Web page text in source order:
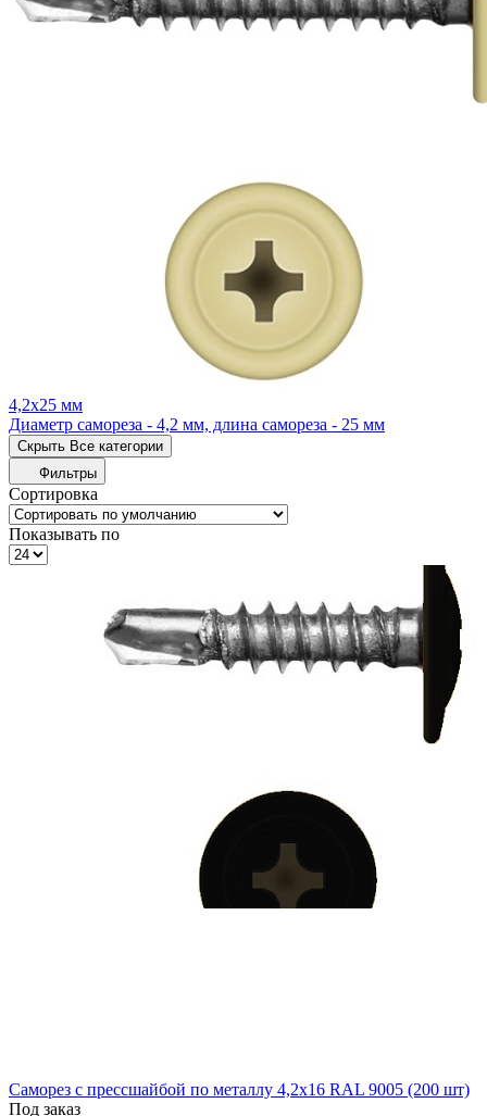
4,2x25 мм
Диаметр самореза - 4,2 мм, длина самореза - 25 мм
Скрыть Все категории
Фильтры
Сортировка
Показывать по
Саморез с прессшайбой по металлу 4,2x16 RAL 9005 (200 шт)
Под заказ